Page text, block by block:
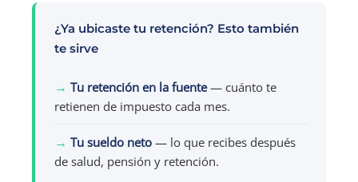
¿Ya ubicaste tu retención? Esto también
te sirve
→ Tu retención en la fuente— cuánto te
retienen de impuesto cada mes.
→ Tu sueldo neto — lo que recibes después
de salud, pensión y retención.